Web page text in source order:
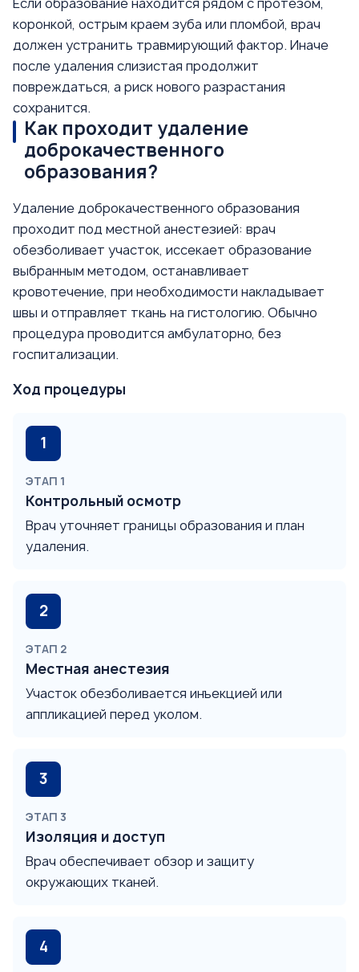
коронкой, острым краем зуба или пломбой, врач
должен устранить травмирующий фактор. Иначе
после удаления слизистая продолжит
повреждаться, а риск нового разрастания
сохранится.
Как проходит удаление
доброкачественного
образования?
Удаление доброкачественного образования
проходит под местной анестезией: врач
обезболивает участок, иссекает образование
выбранным методом, останавливает
кровотечение, при необходимости накладывает
швы и отправляет ткань на гистологию. Обычно
процедура проводится амбулаторно, без
госпитализации.
Ход процедуры
ЭТАП 1
Контрольный осмотр
Врач уточняет границы образования и план
удаления.
ЭТАП 2
Местная анестезия
Участок обезболивается инъекцией или
аппликацией перед уколом.
ЭТАП 3
Изоляция и доступ
Врач обеспечивает обзор и защиту
окружающих тканей.